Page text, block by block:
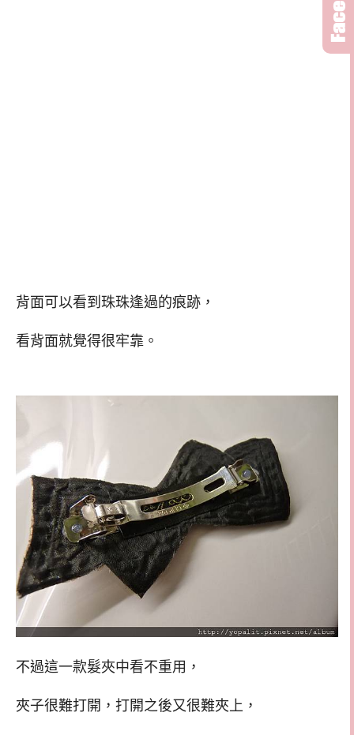
背面可以看到珠珠逢過的痕跡，
看背面就覺得很牢靠。
不過這一款髮夾中看不重用，
夾子很難打開，打開之後又很難夾上，